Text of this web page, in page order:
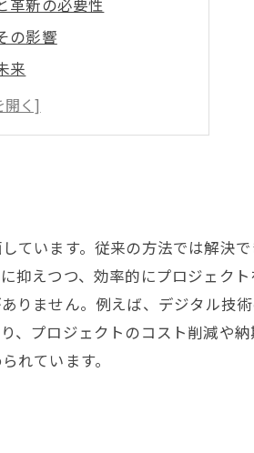
革新の必要性
の影響
来
性
先にあるもの
ています。従来の方法では解決
えつつ、効率的にプロジェク
りません。例えば、デジタル技
プロジェクトのコスト削減や
れています。